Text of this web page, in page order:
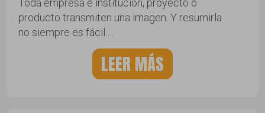
Toda empresa e institución, proyecto o
producto transmiten una imagen. Y resumirla
no siempre es fácil.…
LEER MÁS